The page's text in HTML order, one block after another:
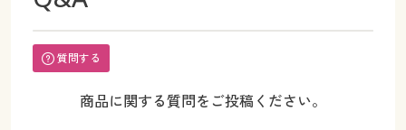
質問する
商品に関する質問をご投稿ください。